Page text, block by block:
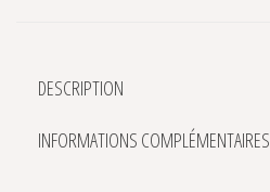
DESCRIPTION
INFORMATIONS COMPLÉMENTAIRES